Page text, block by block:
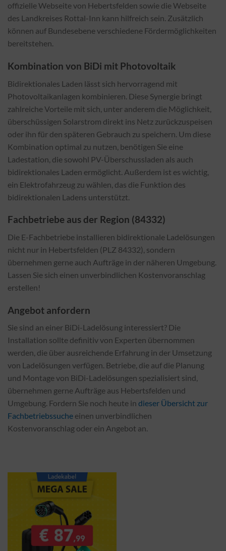
offizielle Webseite von Hebertsfelden sowie die Webseite
des Landkreises Rottal-Inn kann hilfreich sein. Zusätzlich
können auf Bundesebene verschiedene Fördermöglichkeiten
bereitstehen.
Kombination von BiDi mit Photovoltaik
Bidirektionales Laden lässt sich hervorragend mit
Photovoltaikanlagen kombinieren. Diese Synergie bringt
zahlreiche Vorteile mit sich, unter anderem die Möglichkeit,
überschüssigen Solarstrom direkt ins Netz zurückzuspeisen
oder ihn für den späteren Gebrauch zu speichern. Um diese
Kombination optimal zu nutzen, benötigen Sie eine
Ladestation, die sowohl PV-Überschussladen als auch
bidirektionales Laden ermöglicht. Außerdem ist es wichtig,
ein Elektrofahrzeug zu wählen, das die Funktion des
bidirektionalen Ladens unterstützt.
Fachbetriebe aus der Region (84332)
Die E-Fachbetriebe installieren bidirektionale Ladelösungen
nicht nur in Hebertsfelden (PLZ 84332), sondern
übernehmen gerne auch Aufträge in der näheren Umgebung.
Lassen Sie sich einen unverbindlichen Kostenvoranschlag
erstellen!
Angebot anfordern
Sie sind an einer BiDi-Ladelösung interessiert? Die
Installation sollte definitiv von Experten übernommen
werden, die über ausreichende Erfahrung in der Umsetzung
von Ladelösungen verfügen. Betriebe, die auf die Planung
und Montage von BiDi-Ladelösungen spezialisiert sind,
übernehmen gerne Aufträge aus Hebertsfelden und
Umgebung. Fordern Sie noch heute in dieser Übersicht zur
Fachbetriebssuche einen unverbindlichen
Kostenvoranschlag oder ein Angebot an.